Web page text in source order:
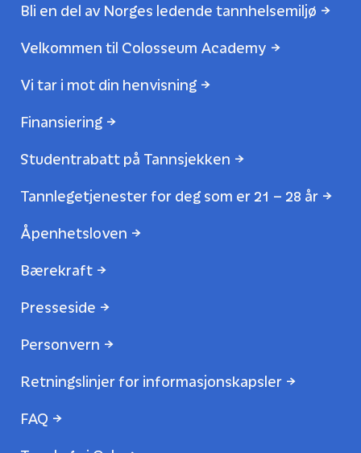
Bli en del av Norges ledende tannhelsemiljø
Velkommen til Colosseum Academy
Vi tar i mot din henvisning
Finansiering
Studentrabatt på Tannsjekken
Tannlegetjenester for deg som er 21 – 28 år
Åpenhetsloven
Bærekraft
Presseside
Personvern
Retningslinjer for informasjonskapsler
FAQ